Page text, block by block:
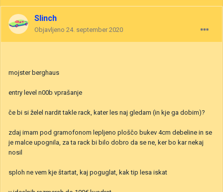
Slinch
Objavljeno 24. september 2020
mojster berghaus
entry level n00b vprašanje
če bi si želel nardit takle rack, kater les naj gledam (in kje ga dobim)?
zdaj imam pod gramofonom lepljeno ploščo bukev 4cm debeline in se
je malce upognila, za ta rack bi bilo dobro da se ne, ker bo kar nekaj
nosil
sploh ne vem kje štartat, kaj poguglat, kak tip lesa iskat